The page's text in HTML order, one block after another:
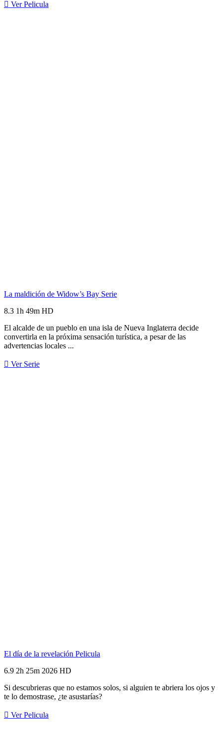
Ver Pelicula
La maldición de Widow’s Bay Serie
8.3 1h 49m HD
El alcalde de un pueblo en una isla de Nueva Inglaterra decide
convertirla en la próxima sensación turística, a pesar de las
advertencias locales ...
Ver Serie
El día de la revelación Pelicula
6.9 2h 25m 2026 HD
Si descubrieras que no estamos solos, si alguien te abriera los ojos y
te lo demostrase, ¿te asustarías?
Ver Pelicula